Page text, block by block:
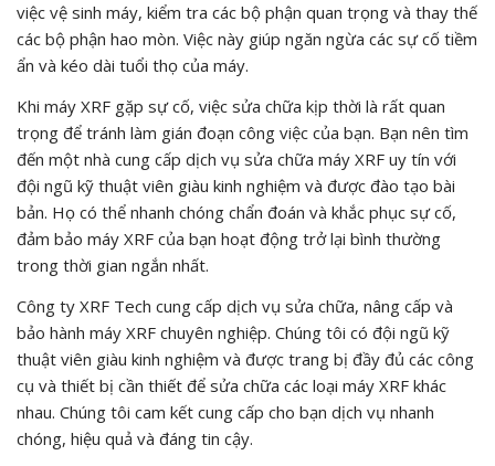
việc vệ sinh máy, kiểm tra các bộ phận quan trọng và thay thế
các bộ phận hao mòn. Việc này giúp ngăn ngừa các sự cố tiềm
ẩn và kéo dài tuổi thọ của máy.
Khi máy XRF gặp sự cố, việc sửa chữa kịp thời là rất quan
trọng để tránh làm gián đoạn công việc của bạn. Bạn nên tìm
đến một nhà cung cấp dịch vụ sửa chữa máy XRF uy tín với
đội ngũ kỹ thuật viên giàu kinh nghiệm và được đào tạo bài
bản. Họ có thể nhanh chóng chẩn đoán và khắc phục sự cố,
đảm bảo máy XRF của bạn hoạt động trở lại bình thường
trong thời gian ngắn nhất.
Công ty XRF Tech cung cấp dịch vụ sửa chữa, nâng cấp và
bảo hành máy XRF chuyên nghiệp. Chúng tôi có đội ngũ kỹ
thuật viên giàu kinh nghiệm và được trang bị đầy đủ các công
cụ và thiết bị cần thiết để sửa chữa các loại máy XRF khác
nhau. Chúng tôi cam kết cung cấp cho bạn dịch vụ nhanh
chóng, hiệu quả và đáng tin cậy.